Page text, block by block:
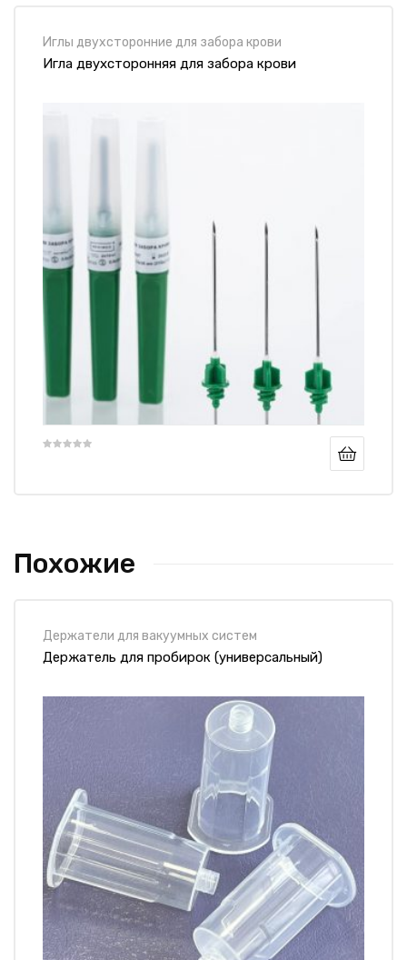
Иглы двухсторонние для забора крови
Игла двухсторонняя для забора крови
Похожие
Держатели для вакуумных систем
Держатель для пробирок (универсальный)